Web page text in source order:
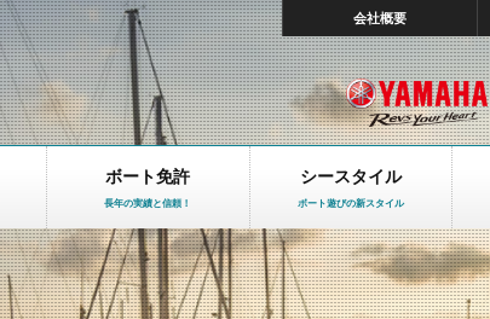
会社概要
ボート免許
長年の実績と信頼！
シースタイル
ボート遊びの新スタイル